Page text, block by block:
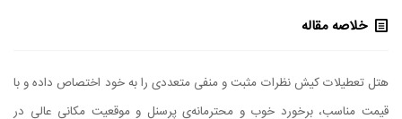
خلاصه مقاله
هتل تعطیلات کیش نظرات مثبت و منفی متعددی را به خود اختصاص داده و با
قیمت مناسب، برخورد خوب و محترمانه‌ی پرسنل و موقعیت مکانی عالی در